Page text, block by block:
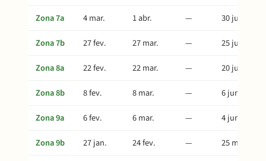
Zona 7a
4 mar. 1 abr. —
30 jun.
Zona 7b
27 fev. 27 mar. —
25 jun.
Zona 8a
22 fev. 22 mar. —
20 jun.
Zona 8b
8 fev. 8 mar. —
6 jun.
Zona 9a
6 fev. 6 mar. —
4 jun.
Zona 9b
27 jan. 24 fev. —
25 mai.